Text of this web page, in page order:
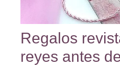
Regalos
reyes antes